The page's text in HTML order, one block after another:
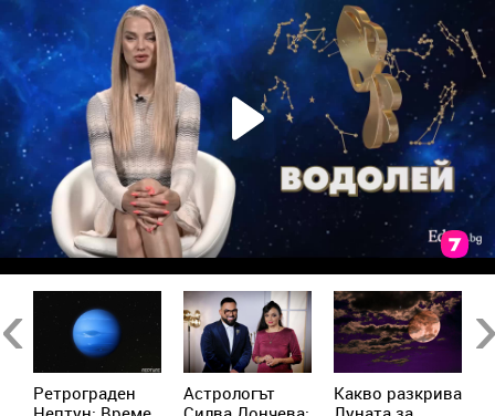
Ретрограден
Астрологът
Kакво разкрива